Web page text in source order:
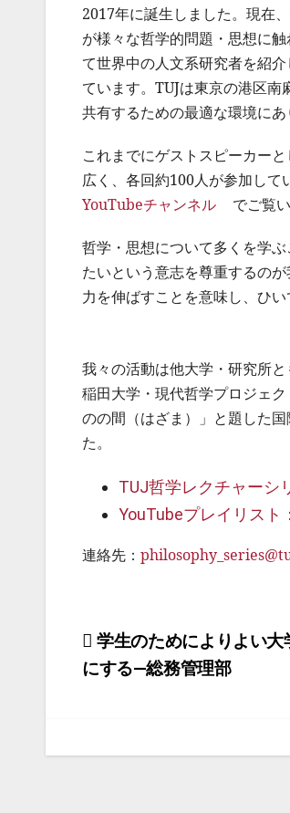
2017年に誕生しました。現在
が様々な哲学的問題・思想に
て世界中の人文系研究者を紹
ています。TUJは東京の港区
共有するための最適な環境にあ
これまでにゲストスピーカー
広く、各回約100人が参加して
YouTubeチャンネル
でご覧
哲学・思想について多くを学
たいという意志を尊重するの
力を伸ばすことを意味し、ひ
我々の活動は他大学・研究所
稲田大学・現代哲学プロジェ
のの間（はざま）」と題した
た。
TUJ哲学レクチャーシ
YouTubeプレイリスト
連絡先：
投
稿
学生のためによりよい
にする―総務管理部